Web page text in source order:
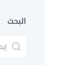
البحث